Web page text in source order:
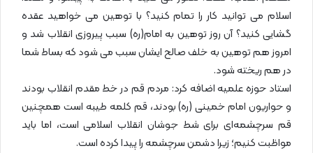
اسلام می توانید کار را تمام کنید؟ با توهین می خواهید عقده
گشایی کنید؟ آن روز توهین به امام(ره) سبب پیروزی انقلاب شد و
امروز هم توهین به خلف صالح ایشان سبب می شود که بساط شما
در هم ریخته شود.
استاد حوزه علمیه اضافه کرد: مردم قم در خط مقدم انقلاب بودند
و حواریون امام خمینی (ره) بودند، قم کلمه طیبه است همچنین
قم سرچشمه‌ای برای شط جوشان انقلاب اسلامی است، اما باید
مواظبت کنیم؛ زیرا دشمن سرچشمه را پیدا کرده است.